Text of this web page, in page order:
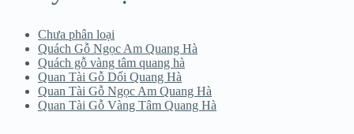
Chưa phân loại
Quách Gỗ Ngọc Am Quang Hà
Quách gỗ vàng tâm quang hà
Quan Tài Gỗ Dổi Quang Hà
Quan Tài Gỗ Ngọc Am Quang Hà
Quan Tài Gỗ Vàng Tâm Quang Hà